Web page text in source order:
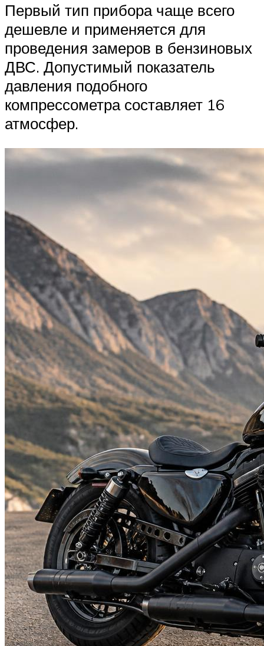
Первый тип прибора чаще всего
дешевле и применяется для
проведения замеров в бензиновых
ДВС. Допустимый показатель
давления подобного
компрессометра составляет 16
атмосфер.